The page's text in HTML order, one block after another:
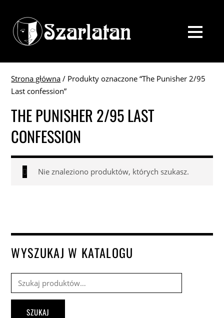
Strona główna / Produkty oznaczone “The Punisher 2/95
Last confession”
THE PUNISHER 2/95 LAST
CONFESSION
Nie znaleziono produktów, których szukasz.
WYSZUKAJ W KATALOGU
Szukaj:
SZUKAJ